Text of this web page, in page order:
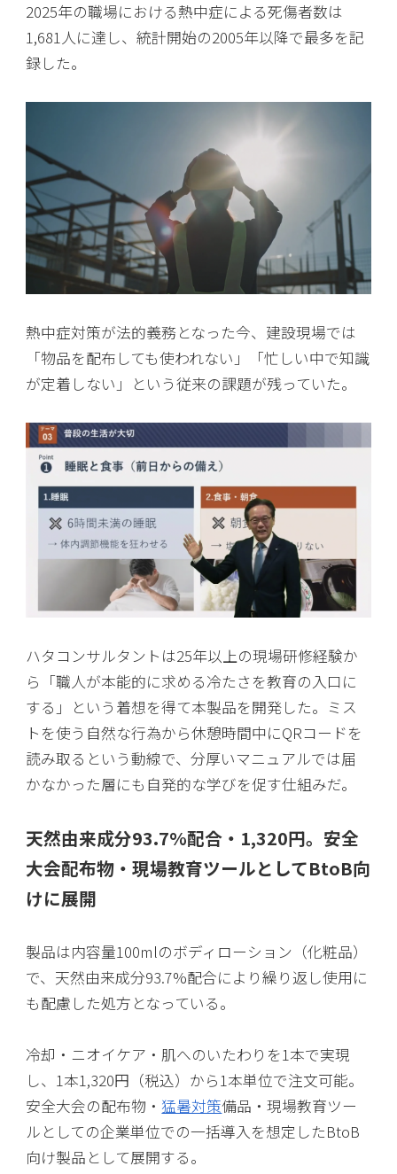
2025年の職場における熱中症による死傷者数は
1,681人に達し、統計開始の2005年以降で最多を記
録した。
熱中症対策が法的義務となった今、建設現場では
「物品を配布しても使われない」「忙しい中で知識
が定着しない」という従来の課題が残っていた。
ハタコンサルタントは25年以上の現場研修経験か
ら「職人が本能的に求める冷たさを教育の入口に
する」という着想を得て本製品を開発した。ミス
トを使う自然な行為から休憩時間中にQRコードを
読み取るという動線で、分厚いマニュアルでは届
かなかった層にも自発的な学びを促す仕組みだ。
天然由来成分93.7%配合・1,320円。安全
大会配布物・現場教育ツールとしてBtoB向
けに展開
製品は内容量100mlのボディローション（化粧品）
で、天然由来成分93.7%配合により繰り返し使用に
も配慮した処方となっている。
冷却・ニオイケア・肌へのいたわりを1本で実現
し、1本1,320円（税込）から1本単位で注文可能。
安全大会の配布物・ 猛暑対策備品・現場教育ツー
ルとしての企業単位での一括導入を想定したBtoB
向け製品として展開する。